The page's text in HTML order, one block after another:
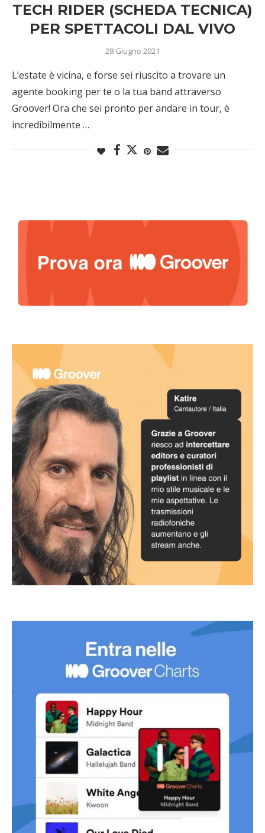
TECH RIDER (SCHEDA TECNICA)
PER SPETTACOLI DAL VIVO
28 Giugno 2021
L’estate è vicina, e forse sei riuscito a trovare un
agente booking per te o la tua band attraverso
Groover! Ora che sei pronto per andare in tour, è
incredibilmente …